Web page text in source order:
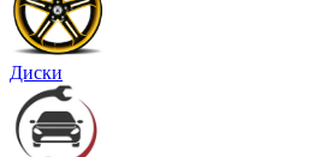
Диски